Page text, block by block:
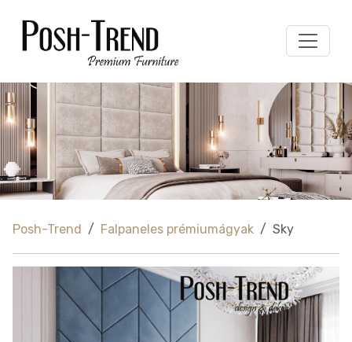
Posh-Trend Falpaneles prémiumágyak Sky